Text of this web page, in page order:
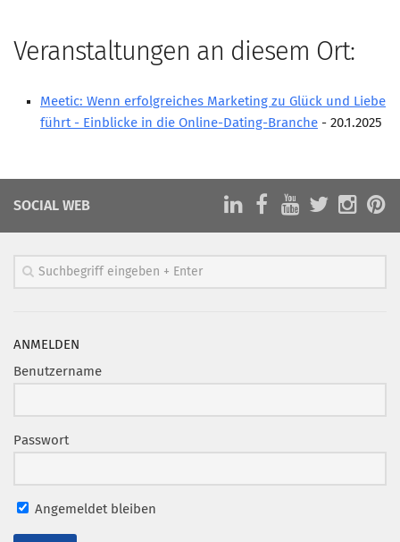
Wer wir sind
Geschäftsstelle
MarketingFrauen
Münchner Marketingpreis
Mentoring
Marketing Pioniere im BVMC
CLUB-KOMMUNIKATION
MCM Club TV
Veranstaltungen an diesem Ort:
Meetic: Wenn erfolgreiches Marketing zu Glück und Liebe
führt - Einblicke in die Online-Dating-Branche - 20.1.2025
SOCIAL WEB
ANMELDEN
Benutzername
Passwort
Angemeldet bleiben